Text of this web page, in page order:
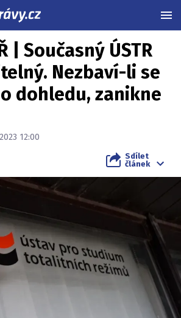
| Současný ÚSTR
Nezbaví-li se
dohledu, zanikne
12:00
Sdílet
článek